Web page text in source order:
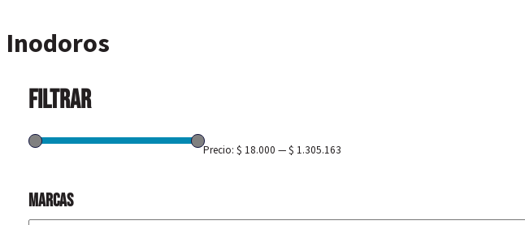
Inodoros
Filtrar
Precio: $ 18.000 —$ 1.305.163
Marcas